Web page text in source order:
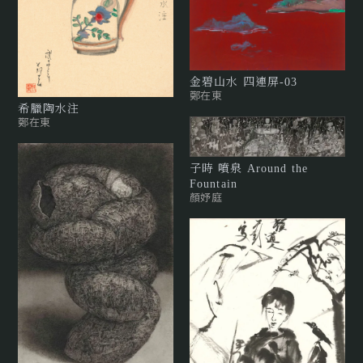
希臘陶水注
鄭在東
金碧山水 四連屏-03
鄭在東
子時 噴泉 Around the
Fountain
顏妤庭